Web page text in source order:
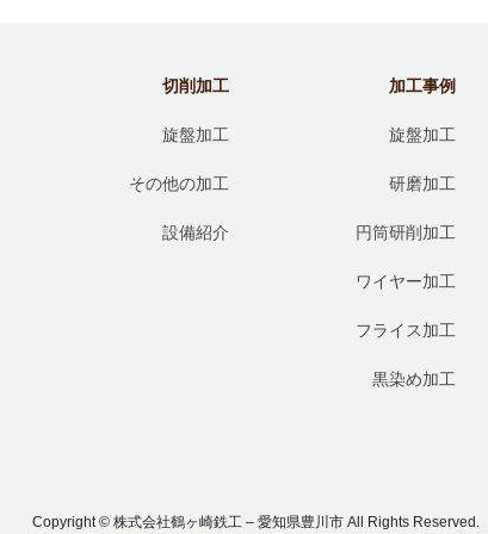
切削加工
旋盤加工
その他の加工
設備紹介
加工事例
旋盤加工
研磨加工
円筒研削加工
ワイヤー加工
フライス加工
黒染め加工
Copyright © 株式会社鶴ヶ崎鉄工 – 愛知県豊川市 All Rights Reserved.